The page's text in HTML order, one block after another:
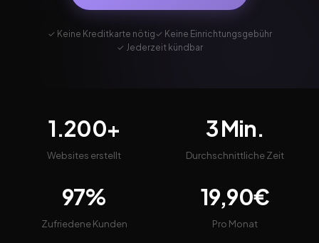
✓ Keine Kreditkarte nötig✓ Keine Einrichtungsgebühr
✓ Jederzeit kündbar
1.200+
Websites erstellt
3 Min.
Durchschnittliche Zeit
97%
Zufriedene Kunden
19,90€
Pro Monat